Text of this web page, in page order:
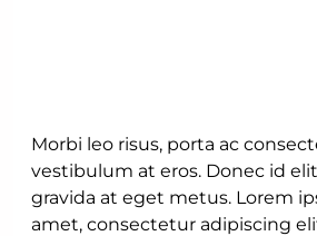
Morbi leo risus, porta ac
vestibulum at eros. Donec id
gravida at eget metus. Lorem
amet, consectetur adipiscing